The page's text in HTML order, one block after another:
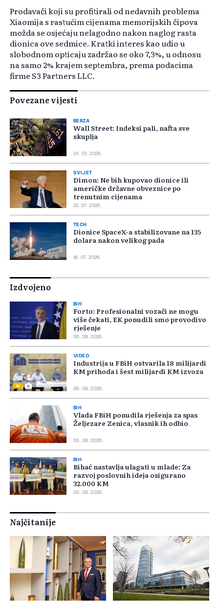
Prodavači koji su profitirali od nedavnih problema
Xiaomija s rastućim cijenama memorijskih čipova
možda se osjećaju nelagodno nakon naglog rasta
dionica ove sedmice. Kratki interes kao udio u
slobodnom opticaju zadržao se oko 7,3%, u odnosu
na samo 2% krajem septembra, prema podacima
firme S3 Partners LLC.
Povezane vijesti
BERZA
Wall Street: Indeksi pali, nafta sve
skuplja
24. 07. 2026.
SVIJET
Dimon: Ne bih kupovao dionice ili
američke državne obveznice po
trenutnim cijenama
22. 07. 2026.
TECH
Dionice SpaceX-a stabilizovane na 135
dolara nakon velikog pada
18. 07. 2026.
Izdvojeno
BIH
Forto: Profesionalni vozači ne mogu
više čekati, EK ponudili smo provodivo
rješenje
06. 08. 2026.
VIDEO
Industrija u FBiH ostvarila 18 milijardi
KM prihoda i šest milijardi KM izvoza
06. 08. 2026.
BIH
Vlada FBiH ponudila rješenja za spas
Željezare Zenica, vlasnik ih odbio
05. 08. 2026.
BIH
Bihać nastavlja ulagati u mlade: Za
razvoj poslovnih ideja osigurano
32.000 KM
05. 08. 2026.
Najčitanije